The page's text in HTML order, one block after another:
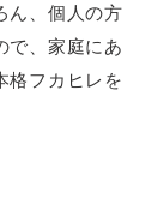
ん、個人の方
で、家庭にあ
格フカヒレを